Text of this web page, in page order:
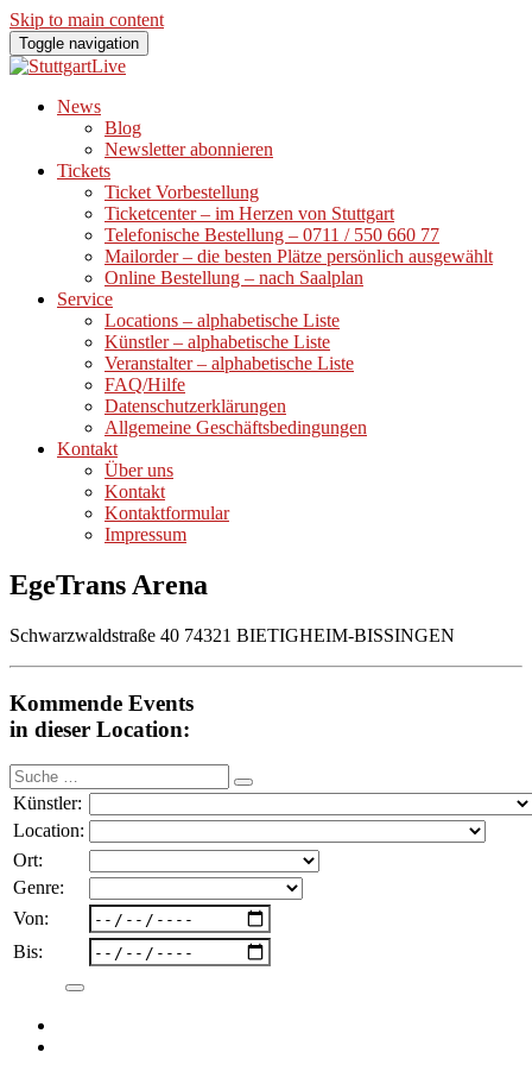
Skip to main content
Toggle navigation
News
Blog
Newsletter abonnieren
Tickets
Ticket Vorbestellung
Ticketcenter – im Herzen von Stuttgart
Telefonische Bestellung – 0711 / 550 660 77
Mailorder – die besten Plätze persönlich ausgewählt
Online Bestellung – nach Saalplan
Service
Locations – alphabetische Liste
Künstler – alphabetische Liste
Veranstalter – alphabetische Liste
FAQ/Hilfe
Datenschutzerklärungen
Allgemeine Geschäftsbedingungen
Kontakt
Über uns
Kontakt
Kontaktformular
Impressum
EgeTrans Arena
Schwarzwaldstraße 40 74321 BIETIGHEIM-BISSINGEN
Kommende Events
in dieser Location:
Suche
nach:
Künstler:
Location:
Ort:
Genre:
Von:
Bis: